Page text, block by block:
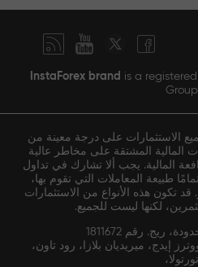
InstaForex brand is a
Group
الاستثمارات على درجة معينة من
المالية المشتقة على مخاطر عالية
المالية. يجب ألا تشارك في تداول
طبيعة المعاملات التي تقوم بها،
تكون هذه الأنواع من الاستثمارات
لكنها ليست للجميع.
ريج. رقم 1811672
إيدج، ميريديان بلازا، رود تاون،
تورتولا،